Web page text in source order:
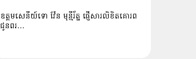
ឧត្តមសេនីយ៍ទោ វ៉ែន មុន្មីរ័ត្ន ផ្ញើសារលិខិតគោរព
ជូនពរ…